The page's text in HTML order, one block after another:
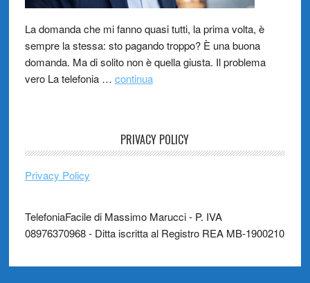
La domanda che mi fanno quasi tutti, la prima volta, è
sempre la stessa: sto pagando troppo? È una buona
domanda. Ma di solito non è quella giusta. Il problema
vero La telefonia … continua
PRIVACY POLICY
Privacy Policy
TelefoniaFacile di Massimo Marucci - P. IVA
08976370968 - Ditta iscritta al Registro REA MB-1900210